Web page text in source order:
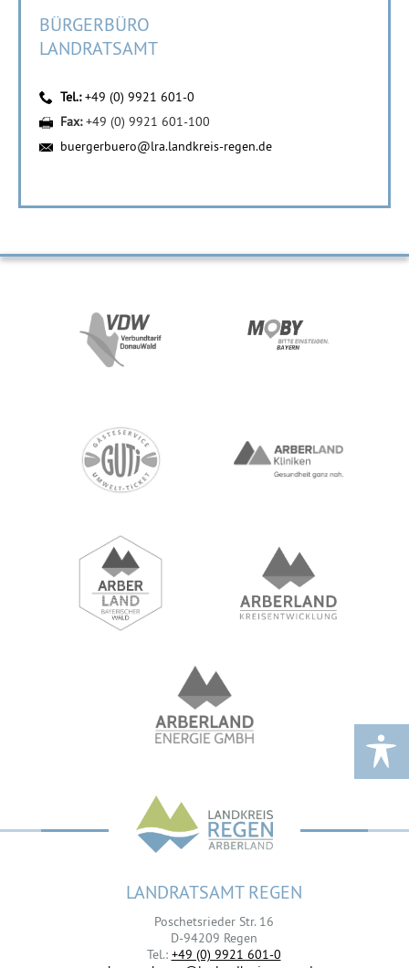
BÜRGERBÜRO
LANDRATSAMT
Tel.:+49 (0) 9921 601-0
Fax:+49 (0) 9921 601-100
buergerbuero@lra.landkreis-regen.de
LANDRATSAMT REGEN
Poschetsrieder Str. 16
D-94209 Regen
Tel.: +49 (0) 9921 601-0